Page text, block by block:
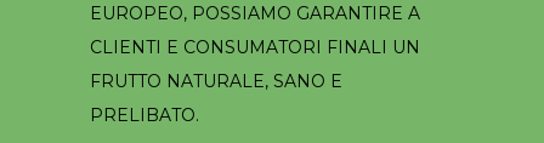
EUROPEO, POSSIAMO GARANTIRE A
CLIENTI E CONSUMATORI FINALI UN
FRUTTO NATURALE, SANO E
PRELIBATO.